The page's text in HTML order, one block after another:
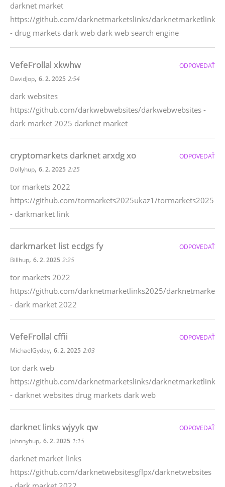
darknet market
https://github.com/darknetmarketslinks/darknetmarketlinks
- drug markets dark web dark web search engine
VefeFrollal xkwhw
DavidJop, 6. 2. 2025 2:54
dark websites
https://github.com/darkwebwebsites/darkwebwebsites -
dark market 2025 darknet market
ODPOVEDAŤ
cryptomarkets darknet arxdg xo
Dollyhup, 6. 2. 2025 2:25
tor markets 2022
https://github.com/tormarkets2025ukaz1/tormarkets2025
- darkmarket link
ODPOVEDAŤ
darkmarket list ecdgs fy
Billhup, 6. 2. 2025 2:25
tor markets 2022
https://github.com/darknetmarketlinks2025/darknetmarkets
- dark market 2022
ODPOVEDAŤ
VefeFrollal cffii
MichaelGyday, 6. 2. 2025 2:03
tor dark web
https://github.com/darknetmarketslinks/darknetmarketlinks
- darknet websites drug markets dark web
ODPOVEDAŤ
darknet links wjyyk qw
Johnnyhup, 6. 2. 2025 1:15
darknet market links
https://github.com/darknetwebsitesgflpx/darknetwebsites
ODPOVEDAŤ